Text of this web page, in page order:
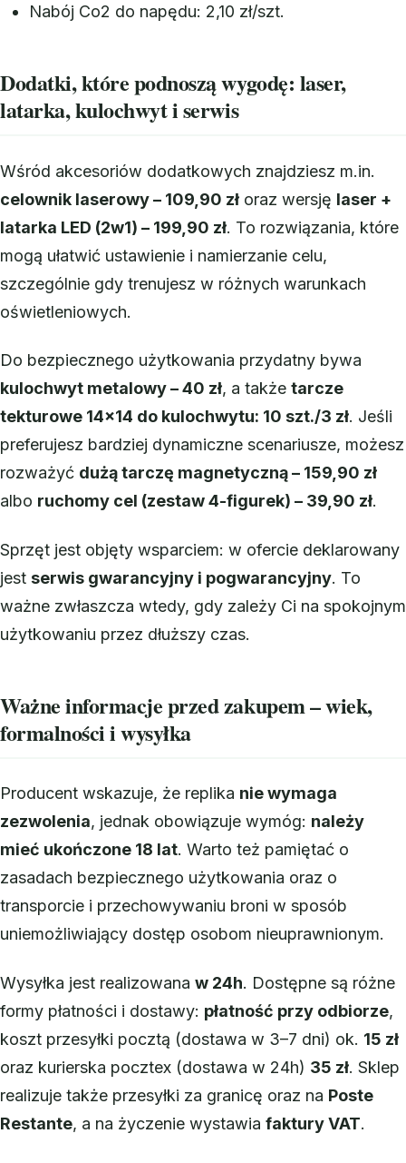
Nabój Co2 do napędu: 2,10 zł/szt.
Dodatki, które podnoszą wygodę: laser,
latarka, kulochwyt i serwis
Wśród akcesoriów dodatkowych znajdziesz m.in.
celownik laserowy – 109,90 zł oraz wersję laser +
latarka LED (2w1) – 199,90 zł. To rozwiązania, które
mogą ułatwić ustawienie i namierzanie celu,
szczególnie gdy trenujesz w różnych warunkach
oświetleniowych.
Do bezpiecznego użytkowania przydatny bywa
kulochwyt metalowy – 40 zł, a także tarcze
tekturowe 14×14 do kulochwytu: 10 szt./3 zł. Jeśli
preferujesz bardziej dynamiczne scenariusze, możesz
rozważyć dużą tarczę magnetyczną – 159,90 zł
albo ruchomy cel (zestaw 4-figurek) – 39,90 zł.
Sprzęt jest objęty wsparciem: w ofercie deklarowany
jest serwis gwarancyjny i pogwarancyjny. To
ważne zwłaszcza wtedy, gdy zależy Ci na spokojnym
użytkowaniu przez dłuższy czas.
Ważne informacje przed zakupem – wiek,
formalności i wysyłka
Producent wskazuje, że replika nie wymaga
zezwolenia, jednak obowiązuje wymóg: należy
mieć ukończone 18 lat. Warto też pamiętać o
zasadach bezpiecznego użytkowania oraz o
transporcie i przechowywaniu broni w sposób
uniemożliwiający dostęp osobom nieuprawnionym.
Wysyłka jest realizowana w 24h. Dostępne są różne
formy płatności i dostawy: płatność przy odbiorze,
koszt przesyłki pocztą (dostawa w 3–7 dni) ok. 15 zł
oraz kurierska pocztex (dostawa w 24h) 35 zł. Sklep
realizuje także przesyłki za granicę oraz na Poste
Restante, a na życzenie wystawia faktury VAT.